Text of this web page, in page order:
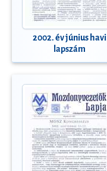
2002. év június havi
lapszám